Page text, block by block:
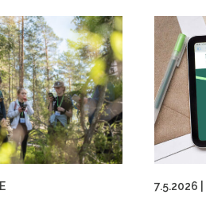
7.5.2026